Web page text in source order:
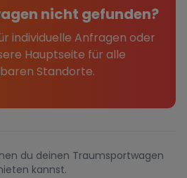
nicht gefunden?
individuelle Anfragen oder
Hauptseite für alle
Standorte.
du deinen Traumsportwagen
kannst.